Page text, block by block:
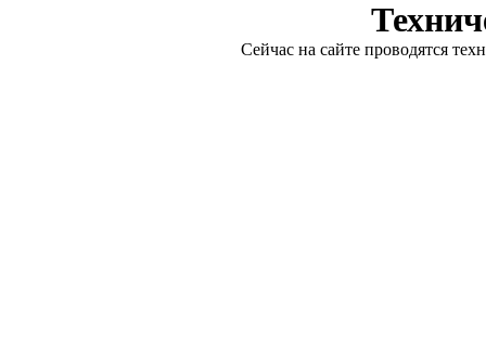
Сейчас на сайте проводятся